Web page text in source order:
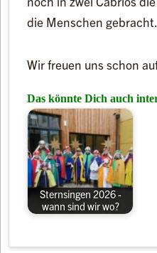
die Menschen gebracht.
Wir freuen uns schon
Das könnte Dich auch
Sternsingen 2026 -
wann sind wir wo?